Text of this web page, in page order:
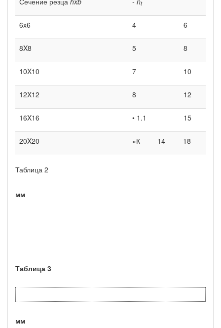
t
6x6 4 6
8X8 5 8
10X10 7 10
12X12 8 12
16X16 • 1.1 15
20X20 «К 14 18
Таблица 2
мм
Таблица 3
мм